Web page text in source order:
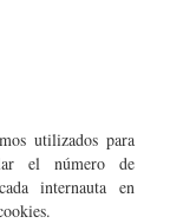
utilizados para
el número de
internauta en